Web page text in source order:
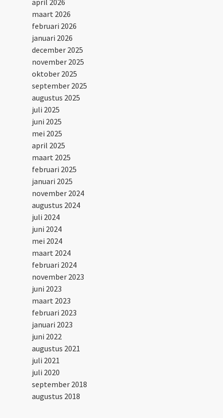
april 2026
maart 2026
februari 2026
januari 2026
december 2025
november 2025
oktober 2025
september 2025
augustus 2025
juli 2025
juni 2025
mei 2025
april 2025
maart 2025
februari 2025
januari 2025
november 2024
augustus 2024
juli 2024
juni 2024
mei 2024
maart 2024
februari 2024
november 2023
juni 2023
maart 2023
februari 2023
januari 2023
juni 2022
augustus 2021
juli 2021
juli 2020
september 2018
augustus 2018